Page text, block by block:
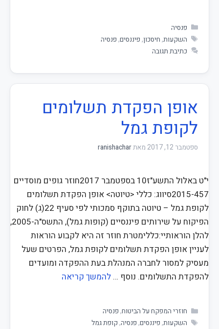
פנסיה
השקעות, חיסכון, פיננסים, פנסיה
כתיבת תגובה
אופן הפקדת תשלומים
לקופת גמל
ספטמבר 12, 2017 מאתranishachar
י"ט באלול התשע"ז10 בספטמבר 2017חוזר גופים מוסדיים
2015-457סיווג: כללי <טיוטה> אופן הפקדת תשלומים
לקופת גמל – טיוטה בתוקף סמכותי לפי סעיף 22(ג) לחוק
הפיקוח על שירותים פיננסיים (קופות גמל), התשס"ה-2005,
להלן הוראותיי:כללימטרת חוזר זה היא לקבוע הוראות
לעניין אופן הפקדת תשלומים לקופת גמל, הפרטים שעל
מעסיק למסור לחברה המנהלת בעת ההפקדה ומועדים
להפקדת התשלומים. נוסף … להמשך קריאה
חוזרי המפקח על הביטוח, פנסיה
השקעות, פיננסים, פנסיה, קופת גמל